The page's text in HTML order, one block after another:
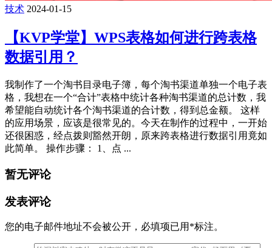
技术 2024-01-15
【KVP学堂】WPS表格如何进行跨表格
数据引用？
我制作了一个淘书目录电子簿，每个淘书渠道单独一个电子表
格，我想在一个“合计”表格中统计各种淘书渠道的总计数，我
希望能自动统计各个淘书渠道的合计数，得到总金额。 这样
的应用场景，应该是很常见的。今天在制作的过程中，一开始
还很困惑，经点拨则豁然开朗，原来跨表格进行数据引用竟如
此简单。 操作步骤： 1、点 ...
暂无评论
发表评论
您的电子邮件地址不会被公开， 必填项已用 *标注。